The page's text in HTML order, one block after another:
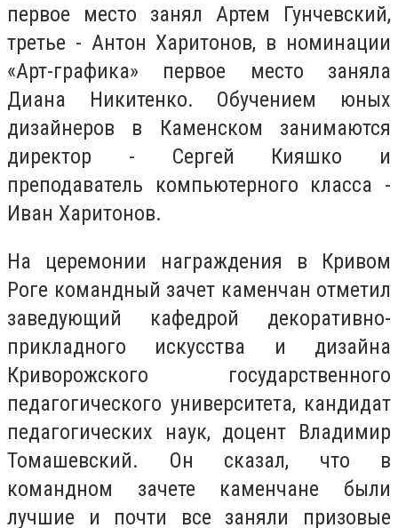
первое место занял Артем Гунчевский,
третье - Антон Харитонов, в номинации
«Арт-графика» первое место заняла
Диана Никитенко. Обучением юных
дизайнеров в Каменском занимаются
директор - Сергей Кияшко и
преподаватель компьютерного класса -
Иван Харитонов.
На церемонии награждения в Кривом
Роге командный зачет каменчан отметил
заведующий кафедрой декоративно-
прикладного искусства и дизайна
Криворожского государственного
педагогического университета, кандидат
педагогических наук, доцент Владимир
Томашевский. Он сказал, что в
командном зачете каменчане были
лучшие и почти все заняли призовые